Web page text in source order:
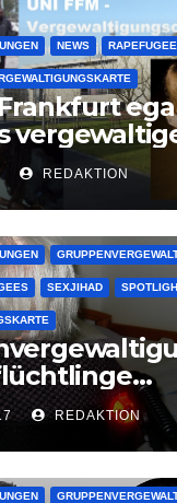
NEWS
REDAKTION
SEXJIHAD
REDAKTION